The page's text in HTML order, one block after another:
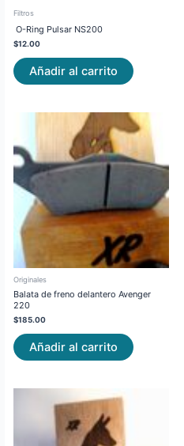
Filtros
O-Ring Pulsar NS200
$12.00
Añadir al carrito
Originales
Balata de freno delantero Avenger
220
$185.00
Añadir al carrito